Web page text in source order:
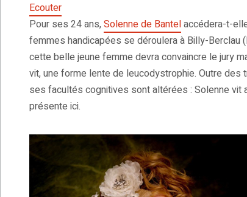
Ecouter
Pour ses 24 ans,Solenne de Bantelaccédera-t-
femmes handicapées se déroulera à Billy-Berclau
cette belle jeune femme devra convaincre le jury
vit, une forme lente de leucodystrophie. Outre des
ses facultés cognitives sont altérées : Solenne vit
présente ici.